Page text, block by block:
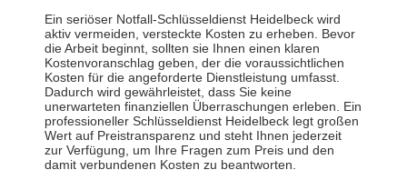
Ein seriöser Notfall-Schlüsseldienst Heidelbeck wird
aktiv vermeiden, versteckte Kosten zu erheben. Bevor
die Arbeit beginnt, sollten sie Ihnen einen klaren
Kostenvoranschlag geben, der die voraussichtlichen
Kosten für die angeforderte Dienstleistung umfasst.
Dadurch wird gewährleistet, dass Sie keine
unerwarteten finanziellen Überraschungen erleben. Ein
professioneller Schlüsseldienst Heidelbeck legt großen
Wert auf Preistransparenz und steht Ihnen jederzeit
zur Verfügung, um Ihre Fragen zum Preis und den
damit verbundenen Kosten zu beantworten.